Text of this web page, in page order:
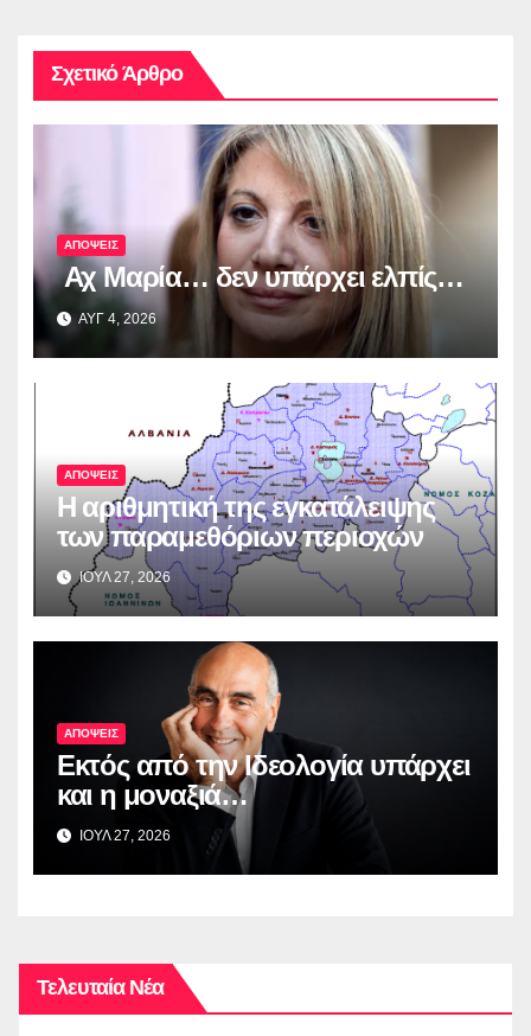
Σχετικό Άρθρο
ΑΠΟΨΕΙΣ
Αχ Μαρία… δεν υπάρχει ελπίς…
ΑΥΓ 4, 2026
ΑΠΟΨΕΙΣ
Η αριθμητική της εγκατάλειψης
των παραμεθόριων περιοχών
ΙΟΥΛ 27, 2026
ΑΠΟΨΕΙΣ
Εκτός από την Ιδεολογία υπάρχει
και η μοναξιά…
ΙΟΥΛ 27, 2026
Τελευταία Νέα